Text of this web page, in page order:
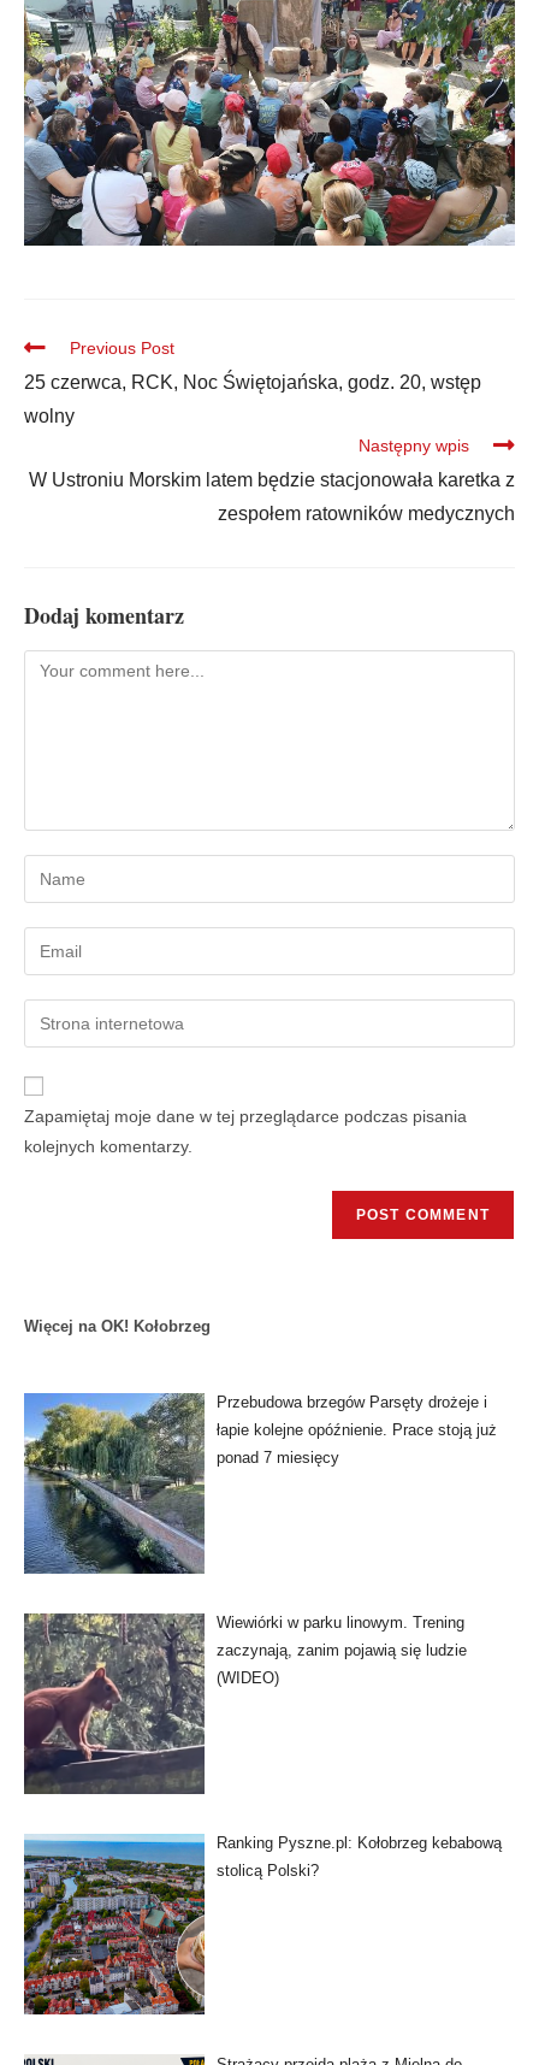
Previous Post
25 czerwca, RCK, Noc Świętojańska, godz. 20, wstęp
wolny
Następny wpis
W Ustroniu Morskim latem będzie stacjonowała karetka z
zespołem ratowników medycznych
Dodaj komentarz
Zapamiętaj moje dane w tej przeglądarce podczas pisania
kolejnych komentarzy.
Więcej na OK! Kołobrzeg
Przebudowa brzegów Parsęty drożeje i
łapie kolejne opóźnienie. Prace stoją już
ponad 7 miesięcy
Wiewiórki w parku linowym. Trening
zaczynają, zanim pojawią się ludzie
(WIDEO)
Ranking Pyszne.pl: Kołobrzeg kebabową
stolicą Polski?